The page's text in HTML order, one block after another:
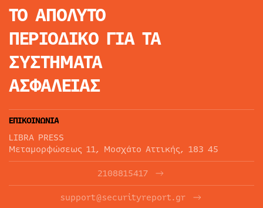
ΤΟ ΑΠΟΛΥΤΟ
ΠΕΡΙΟΔΙΚΟ ΓΙΑ ΤΑ
ΣΥΣΤΗΜΑΤΑ
ΑΣΦΑΛΕΙΑΣ
ΕΠΙΚΟΙΝΩΝΙΑ
LIBRA PRESS
Μεταμορφώσεως 11, Μοσχάτο Αττικής, 183 45
2108815417
support@securityreport.gr